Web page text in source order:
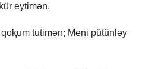
eytimǝn.
tutimǝn; Meni pütünlǝy